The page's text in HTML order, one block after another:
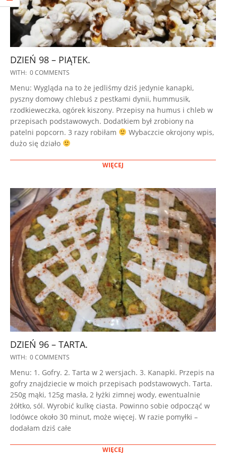
DZIEŃ 98 – PIĄTEK.
2023-
21
WITH: 0 COMMENTS
Menu: Wygląda na to że jedliśmy dziś jedynie kanapki,
pyszny domowy chlebuś z pestkami dynii, hummusik,
rzodkieweczka, ogórek kiszony. Przepisy na humus i chleb w
przepisach podstawowych. Dodatkiem był zrobiony na
patelni popcorn. 3 razy robiłam
Wybaczcie okrojony wpis,
dużo się działo
WIĘCEJ
DZIEŃ 96 – TARTA.
2023-
21
WITH: 0 COMMENTS
Menu: 1. Gofry. 2. Tarta w 2 wersjach. 3. Kanapki. Przepis na
gofry znajdziecie w moich przepisach podstawowych. Tarta.
250g mąki, 125g masła, 2 łyżki zimnej wody, ewentualnie
żółtko, sól. Wyrobić kulkę ciasta. Powinno sobie odpocząć w
lodówce około 30 minut, może więcej. W razie pomyłki –
dodałam dziś całe
WIĘCEJ